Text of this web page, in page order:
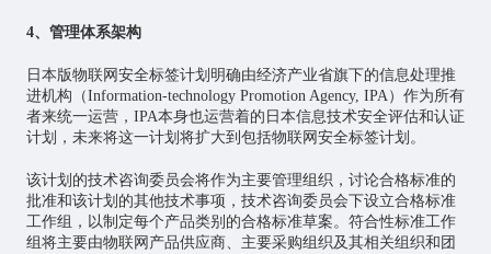
4、管理体系架构
日本版物联网安全标签计划明确由经济产业省旗下的信息处理推
进机构（Information-technology Promotion Agency, IPA）作为所有
者来统一运营，IPA本身也运营着的日本信息技术安全评估和认证
计划，未来将这一计划将扩大到包括物联网安全标签计划。
该计划的技术咨询委员会将作为主要管理组织，讨论合格标准的
批准和该计划的其他技术事项，技术咨询委员会下设立合格标准
工作组，以制定每个产品类别的合格标准草案。符合性标准工作
组将主要由物联网产品供应商、主要采购组织及其相关组织和团